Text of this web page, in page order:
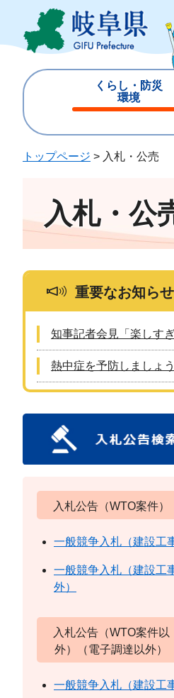
ジ
ュ
くらし・防災
環境
じ
トップページ > 入札・公売
入札・公
重要なお知らせ
知事記者会見「楽しす
熱中症を予防しましょう
入札公告（WTO案件）
一般競争入札（建設工
一般競争入札（建設工
外）
入札公告（WTO案件以
外）（電子調達以外）
一般競争入札（建設工